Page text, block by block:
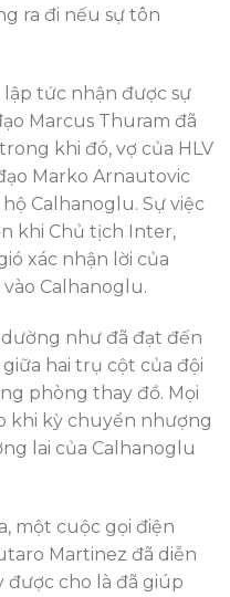
ra đi nếu sự tôn
lập tức nhận được sự
Marcus Thuram đã
khi đó, vợ của HLV
Marko Arnautovic
Calhanoglu. Sự việc
khi Chủ tịch Inter,
xác nhận lời của
Calhanoglu.
như đã đạt đến
hai trụ cột của đội
phòng thay đồ. Mọi
khi kỳ chuyển nhượng
lai của Calhanoglu
một cuộc gọi điện
Martinez đã diễn
được cho là đã giúp